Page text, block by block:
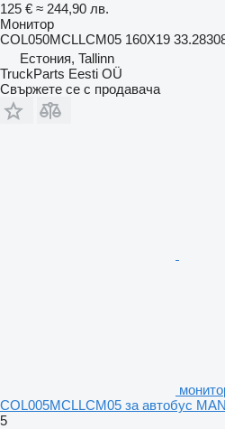
125 € ≈ 244,90 лв.
Монитор
COL050MCLLCM05 160X19
Естония, Tallinn
TruckParts Eesti OÜ
Свържете се с продавача
COL005MCLLCM05 за автобус
5